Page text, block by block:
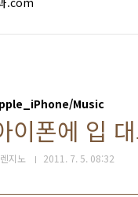
Music
이폰에 입
지노 2011. 7. 5. 08:32